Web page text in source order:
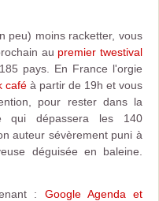
peu) moins racketter, vous
au premier twestival
pays. En France l'orgie
café à partir de 19h et vous
pour rester dans la
qui dépassera les 140
auteur sévèrement puni à
déguisée en baleine.
: Google Agenda et